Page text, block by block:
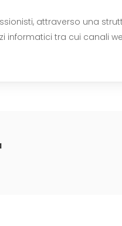
attraverso una
informatici tra cui canali